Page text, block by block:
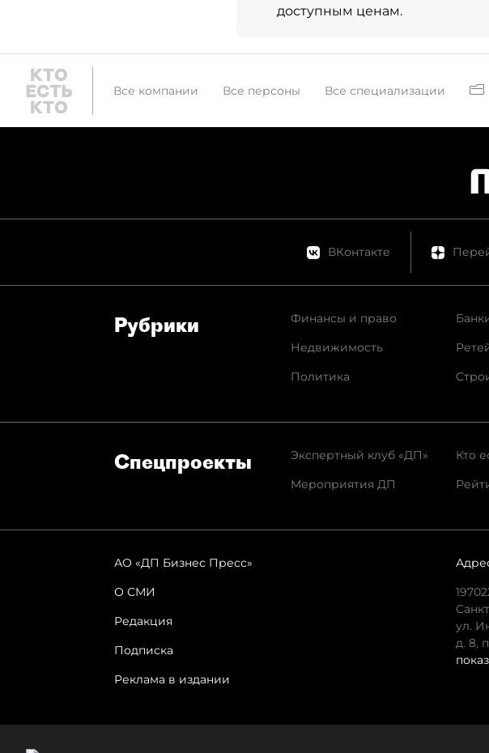
доступным ценам.
Все компании Все персоны Все специализации
ВКонтакте
Рубрики
Финансы и право
Недвижимость
Политика
Спец­проекты
Экспертный клуб «ДП»
Мероприятия ДП
Кто
АО «ДП Бизнес Пресс»
О СМИ
Редакция
Подписка
Реклама в издании
ул.
д. 8,